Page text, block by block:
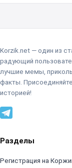
Korzik.net — один из
радующий
лучшие мемы,
факты.
историей!
Разделы
Регистрация на